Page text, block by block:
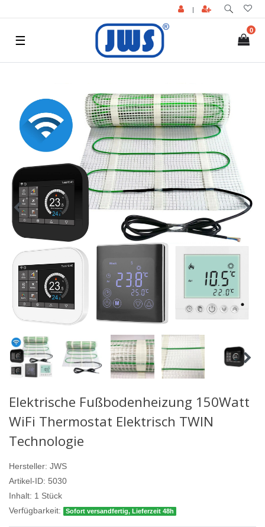
|
0
☰
Elektrische Fußbodenheizung 150Watt
WiFi Thermostat Elektrisch TWIN
Technologie
Hersteller: JWS
Artikel-ID: 5030
Inhalt: 1 Stück
Verfügbarkeit:
Sofort versandfertig, Lieferzeit 48h